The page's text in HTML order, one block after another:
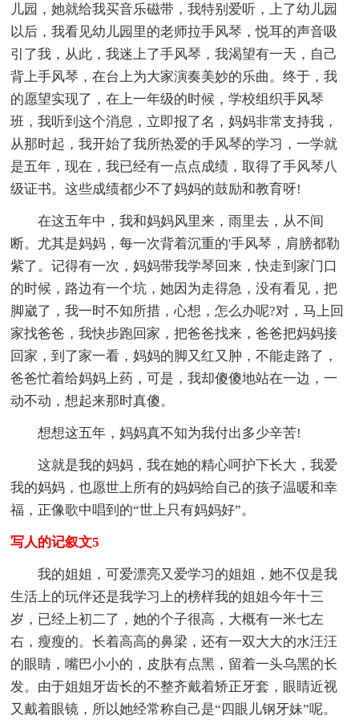
儿园，她就给我买音乐磁带，我特别爱听，上了幼儿园
以后，我看见幼儿园里的老师拉手风琴，悦耳的声音吸
引了我，从此，我迷上了手风琴，我渴望有一天，自己
背上手风琴，在台上为大家演奏美妙的乐曲。终于，我
的愿望实现了，在上一年级的时候，学校组织手风琴
班，我听到这个消息，立即报了名，妈妈非常支持我，
从那时起，我开始了我所热爱的手风琴的学习，一学就
是五年，现在，我已经有一点点成绩，取得了手风琴八
级证书。这些成绩都少不了妈妈的鼓励和教育呀!
在这五年中，我和妈妈风里来，雨里去，从不间
断。尤其是妈妈，每一次背着沉重的'手风琴，肩膀都勒
紫了。记得有一次，妈妈带我学琴回来，快走到家门口
的时候，路边有一个坑，她因为走得急，没有看见，把
脚崴了，我一时不知所措，心想，怎么办呢?对，马上回
家找爸爸，我快步跑回家，把爸爸找来，爸爸把妈妈接
回家，到了家一看，妈妈的脚又红又肿，不能走路了，
爸爸忙着给妈妈上药，可是，我却傻傻地站在一边，一
动不动，想起来那时真傻。
想想这五年，妈妈真不知为我付出多少辛苦!
这就是我的妈妈，我在她的精心呵护下长大，我爱
我的妈妈，也愿世上所有的妈妈给自己的孩子温暖和幸
福，正像歌中唱到的“世上只有妈妈好”。
写人的记叙文5
我的姐姐，可爱漂亮又爱学习的姐姐，她不仅是我
生活上的玩伴还是我学习上的榜样我的姐姐今年十三
岁，已经上初二了，她的个子很高，大概有一米七左
右，瘦瘦的。长着高高的鼻梁，还有一双大大的水汪汪
的眼睛，嘴巴小小的，皮肤有点黑，留着一头乌黑的长
发。由于姐姐牙齿长的不整齐戴着矫正牙套，眼睛近视
又戴着眼镜，所以她经常称自己是“四眼儿钢牙妹”呢。